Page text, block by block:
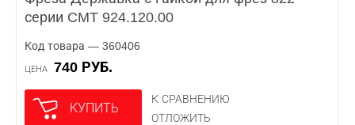
серии CMT 924.120.00
Код товара — 360406
ЦЕНА 740 РУБ.
КУПИТЬ
К СРАВНЕНИЮ
ОТЛОЖИТЬ